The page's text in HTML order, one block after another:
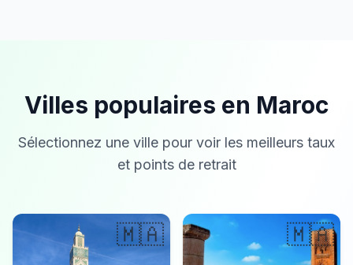
Villes populaires en Maroc
Sélectionnez une ville pour voir les meilleurs taux
et points de retrait
🇲🇦 🇲🇦